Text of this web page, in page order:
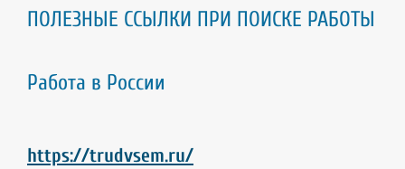
ПОЛЕЗНЫЕ ССЫЛКИ ПРИ ПОИСКЕ РАБОТЫ
Работа в России
https://trudvsem.ru/